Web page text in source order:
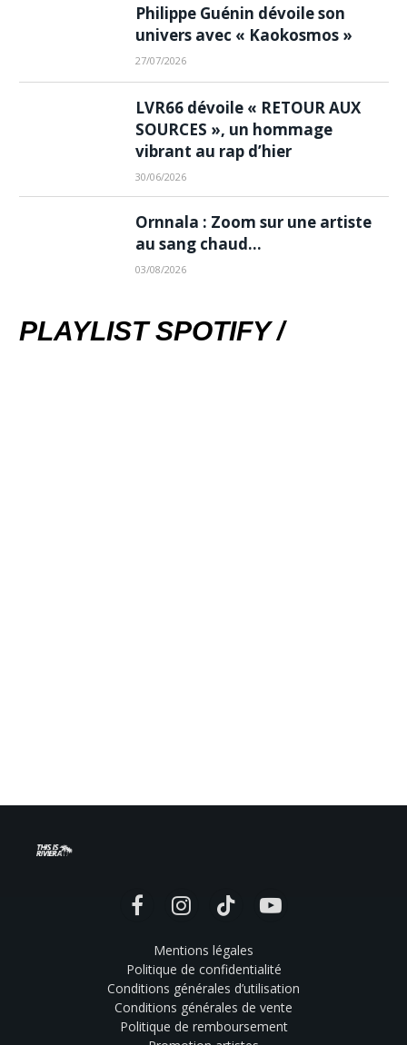
Philippe Guénin dévoile son
univers avec « Kaokosmos »
27/07/2026
LVR66 dévoile « RETOUR AUX
SOURCES », un hommage
vibrant au rap d’hier
30/06/2026
Ornnala : Zoom sur une artiste
au sang chaud…
03/08/2026
PLAYLIST SPOTIFY /
FacebookInstagramTikTok YouTube
Mentions légales
Politique de confidentialité
Conditions générales d’utilisation
Conditions générales de vente
Politique de remboursement